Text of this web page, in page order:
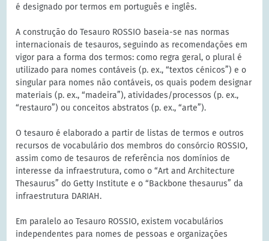
é designado por termos em português e inglês.
A construção do Tesauro ROSSIO baseia-se nas normas
internacionais de tesauros, seguindo as recomendações em
vigor para a forma dos termos: como regra geral, o plural é
utilizado para nomes contáveis (p. ex., “textos cénicos”) e o
singular para nomes não contáveis, os quais podem designar
materiais (p. ex., “madeira”), atividades/processos (p. ex.,
“restauro”) ou conceitos abstratos (p. ex., “arte”).
O tesauro é elaborado a partir de listas de termos e outros
recursos de vocabulário dos membros do consórcio ROSSIO,
assim como de tesauros de referência nos domínios de
interesse da infraestrutura, como o “Art and Architecture
Thesaurus” do Getty Institute e o “Backbone thesaurus” da
infraestrutura DARIAH.
Em paralelo ao Tesauro ROSSIO, existem vocabulários
independentes para nomes de pessoas e organizações